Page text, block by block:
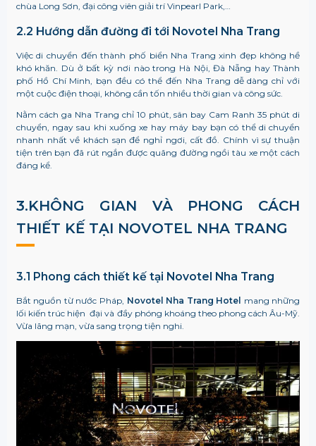
chùa Long Sơn, đại công viên giải trí Vinpearl Park,…
2.2 Hướng dẫn đường đi tới Novotel Nha Trang
Việc di chuyển đến thành phố biển Nha Trang xinh đẹp không hề
khó khăn. Dù ở bất kỳ nơi nào trong Hà Nội, Đà Nẵng hay Thành
phố Hồ Chí Minh, bạn đều có thể đến Nha Trang dễ dàng chỉ với
một cuộc điện thoại, không cần tốn nhiều thời gian và công sức.
Nằm cách ga Nha Trang chỉ 10 phút, sân bay Cam Ranh 35 phút di
chuyển, ngay sau khi xuống xe hay máy bay bạn có thể di chuyển
nhanh nhất về khách sạn để nghỉ ngơi, cất đồ. Chính vì sự thuận
tiện trên bạn đã rút ngắn được quãng đường ngồi tàu xe một cách
đáng kể.
3.KHÔNG GIAN VÀ PHONG CÁCH
THIẾT KẾ TẠI NOVOTEL NHA TRANG
3.1 Phong cách thiết kế tại Novotel Nha Trang
Bắt nguồn từ nước Pháp, Novotel Nha Trang Hotel mang những
lối kiến trúc hiện đại và đầy phóng khoáng theo phong cách Âu-Mỹ.
Vừa lãng mạn, vừa sang trọng tiện nghi.